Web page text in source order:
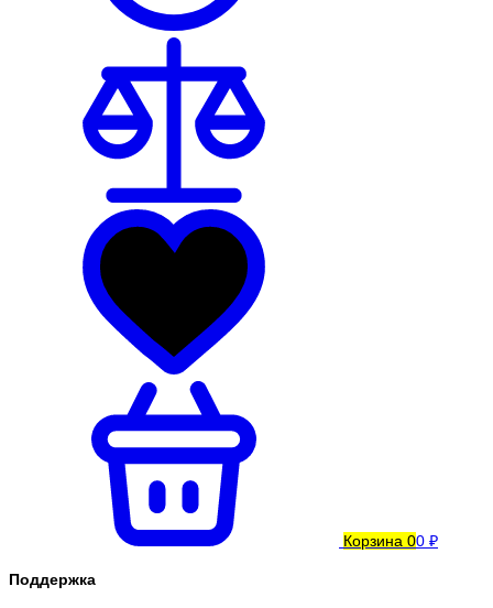
Корзина 00 ₽
Поддержка